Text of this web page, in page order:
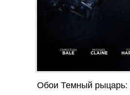
Обои Темный рыцарь: